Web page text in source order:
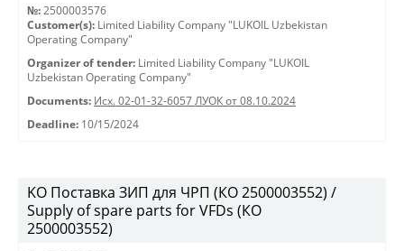
№: 2500003576
Customer(s): Limited Liability Company "LUKOIL Uzbekistan
Operating Company"
Organizer of tender: Limited Liability Company "LUKOIL
Uzbekistan Operating Company"
Documents: Исх. 02-01-32-6057 ЛУОК от 08.10.2024
Deadline: 10/15/2024
KO Поставка ЗИП для ЧРП (КО 2500003552) /
Supply of spare parts for VFDs (КО
2500003552)